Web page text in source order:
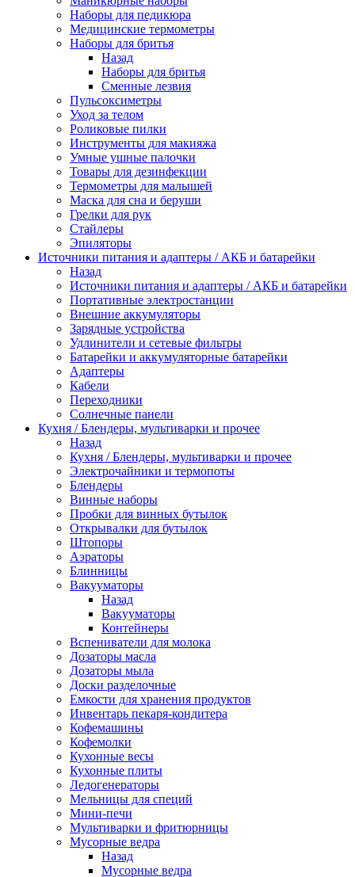
Наборы для педикюра
Медицинские термометры
Наборы для бритья
Назад
Наборы для бритья
Сменные лезвия
Пульсоксиметры
Уход за телом
Роликовые пилки
Инструменты для макияжа
Умные ушные палочки
Товары для дезинфекции
Термометры для малышей
Маска для сна и беруши
Грелки для рук
Стайлеры
Эпиляторы
Источники питания и адаптеры / АКБ и батарейки
Назад
Источники питания и адаптеры / АКБ и батарейки
Портативные электростанции
Внешние аккумуляторы
Зарядные устройства
Удлинители и сетевые фильтры
Батарейки и аккумуляторные батарейки
Адаптеры
Кабели
Переходники
Солнечные панели
Кухня / Блендеры, мультиварки и прочее
Назад
Кухня / Блендеры, мультиварки и прочее
Электрочайники и термопоты
Блендеры
Винные наборы
Пробки для винных бутылок
Открывалки для бутылок
Штопоры
Аэраторы
Блинницы
Вакууматоры
Назад
Вакууматоры
Контейнеры
Вспениватели для молока
Дозаторы масла
Дозаторы мыла
Доски разделочные
Емкости для хранения продуктов
Инвентарь пекаря-кондитера
Кофемашины
Кофемолки
Кухонные весы
Кухонные плиты
Ледогенераторы
Мельницы для специй
Мини-печи
Мультиварки и фритюрницы
Мусорные ведра
Назад
Мусорные ведра